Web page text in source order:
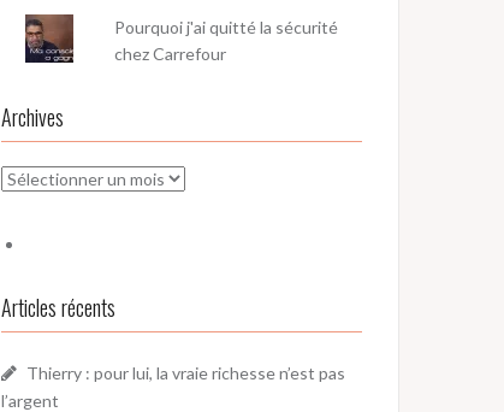
Pourquoi j'ai quitté la sécurité
chez Carrefour
Archives
Archives
Articles récents
Thierry : pour lui, la vraie richesse n’est pas
l’argent